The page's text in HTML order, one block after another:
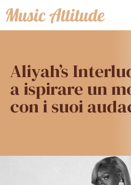
Vai
al
Aliyah’s
a ispirare un
con i suoi